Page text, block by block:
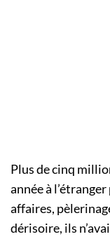
Plus de cinq
année à
affaires,
dérisoire, ils